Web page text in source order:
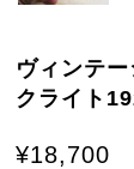
ヴィンテ
クライト
¥18,700